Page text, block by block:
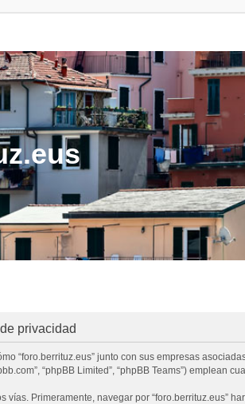
privacidad
“foro.berrituz.eus” junto con sus empresas
“phpBB Limited”, “phpBB Teams”)
vías. Primeramente, navegar por “foro.berrituz.eus”